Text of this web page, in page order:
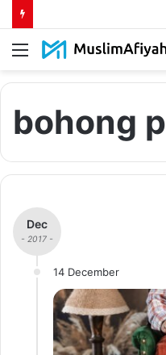
Menu
bohong
Dec
- 2017 -
14 December